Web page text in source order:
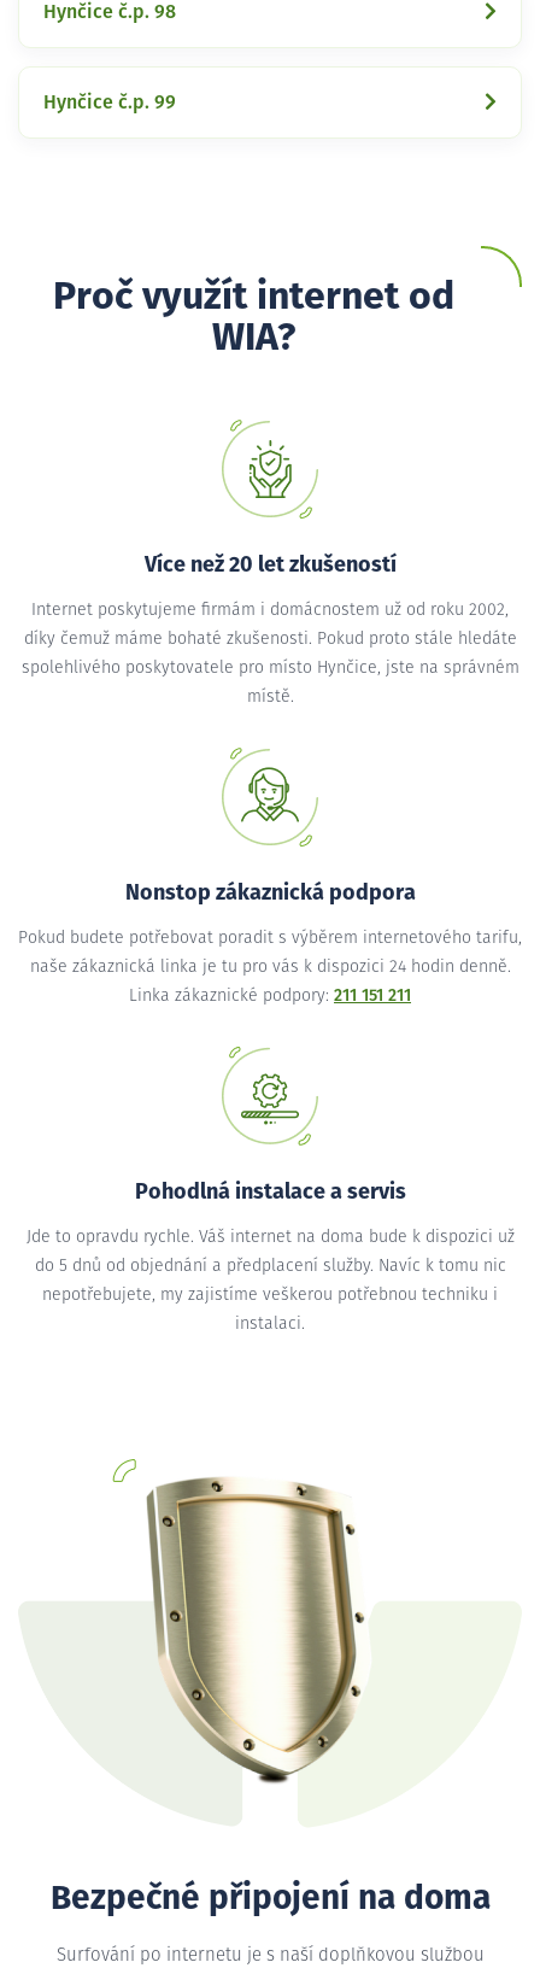
Hynčice č.p. 98
Hynčice č.p. 99
Proč využít internet od
WIA?
Více než 20 let zkušeností
Internet poskytujeme firmám i domácnostem už od roku 2002,
díky čemuž máme bohaté zkušenosti. Pokud proto stále hledáte
spolehlivého poskytovatele pro místo Hynčice, jste na správném
místě.
Nonstop zákaznická podpora
Pokud budete potřebovat poradit s výběrem internetového tarifu,
naše zákaznická linka je tu pro vás k dispozici 24 hodin denně.
Linka zákaznické podpory: 211 151 211
Pohodlná instalace a servis
Jde to opravdu rychle. Váš internet na doma bude k dispozici už
do 5 dnů od objednání a předplacení služby. Navíc k tomu nic
nepotřebujete, my zajistíme veškerou potřebnou techniku i
instalaci.
Bezpečné připojení na doma
Surfování po internetu je s naší doplňkovou službou